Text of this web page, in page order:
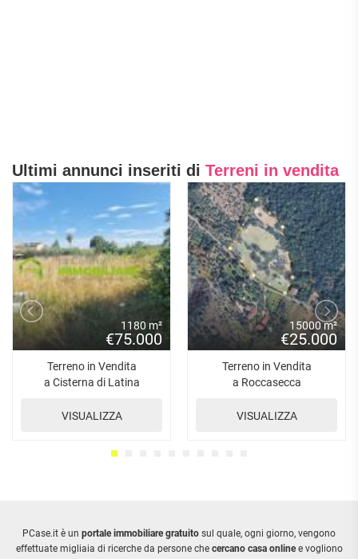
Ultimi annunci inseriti di Terreni in vendita
1180 m²
€75.000
Terreno in Vendita
a Cisterna di Latina
VISUALIZZA
15000 m²
€25.000
Terreno in Vendita
a Roccasecca
VISUALIZZA
PCase.it è un portale immobiliare gratuito sul quale, ogni giorno, vengono
effettuate migliaia di ricerche da persone che cercano casa onlinee vogliono